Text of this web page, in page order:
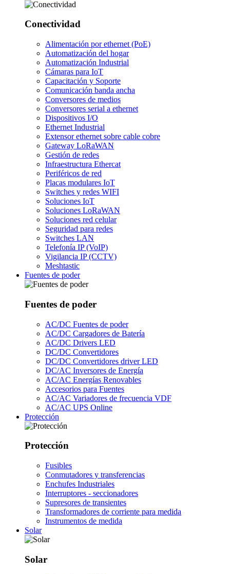
Conectividad
Alimentación por ethernet (PoE)
Automatización del hogar
Automatización Industrial
Cámaras para IoT
Capacitación y Soporte
Comunicación banda ancha
Conversores de medios
Conversores serial a ethernet
Dispositivos I/O
Ethernet Industrial
Extensor ethernet sobre cable cobre
Gateway LoRaWAN
Gestión de redes
Infraestructura Ethercat
Periféricos de red
Placas modulares IoT
Switches y redes WIFI
Soluciones IoT
Soluciones LoRaWAN
Soluciones red celular
Seguridad para redes
Switches LAN
Telefonía IP (VoIP)
Vigilancia IP (CCTV)
Meshtastic
Fuentes de poder
Fuentes de poder
AC/DC Fuentes de poder
AC/DC Cargadores de Batería
AC/DC Drivers LED
DC/DC Convertidores
DC/DC Convertidores driver LED
DC/AC Inversores de Energía
AC/AC Energías Renovables
Accesorios para Fuentes
AC/AC Variadores de frecuencia VDF
AC/AC UPS Online
Protección
Protección
Fusibles
Conmutadores y transferencias
Enchufes Industriales
Interruptores - seccionadores
Supresores de transientes
Transformadores de corriente para medida
Instrumentos de medida
Solar
Solar